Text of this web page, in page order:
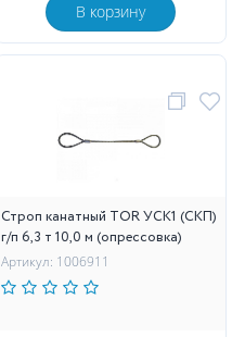
В корзину
Строп канатный TOR УСК1 (СКП)
г/п 6,3 т 10,0 м (опрессовка)
Артикул: 1006911